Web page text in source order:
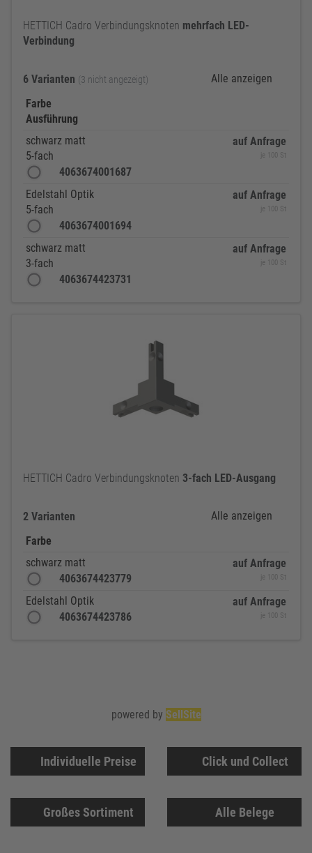
HETTICH Cadro Verbindungsknoten mehrfach LED-
Verbindung
6 Varianten (3 nicht angezeigt)
Alle anzeigen
Farbe
Ausführung
schwarz matt
5-fach
4063674001687
auf Anfrage
je 100 St
Edelstahl Optik
5-fach
4063674001694
auf Anfrage
je 100 St
schwarz matt
3-fach
4063674423731
auf Anfrage
je 100 St
HETTICH Cadro Verbindungsknoten 3-fach LED-Ausgang
2 Varianten
Alle anzeigen
Farbe
schwarz matt
4063674423779
auf Anfrage
je 100 St
Edelstahl Optik
4063674423786
auf Anfrage
je 100 St
Individuelle Preise Click und Collect
Großes Sortiment Alle Belege
powered by SellSite